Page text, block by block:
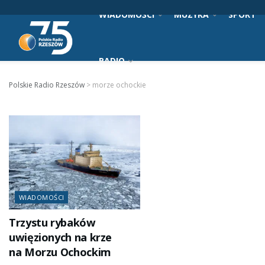
WIADOMOŚCI MUZYKA SPORT
RADIO
Polskie Radio Rzeszów > morze ochockie
WIADOMOŚCI
Trzystu rybaków
uwięzionych na krze
na Morzu Ochockim